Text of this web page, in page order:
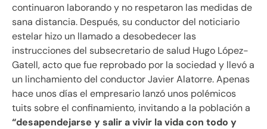
continuaron laborando y no respetaron las medidas de
sana distancia. Después, su conductor del noticiario
estelar hizo un llamado a desobedecer las
instrucciones del subsecretario de salud Hugo López-
Gatell, acto que fue reprobado por la sociedad y llevó a
un linchamiento del conductor Javier Alatorre. Apenas
hace unos días el empresario lanzó unos polémicos
tuits sobre el confinamiento, invitando a la población a
“desapendejarse y salir a vivir la vida con todo y